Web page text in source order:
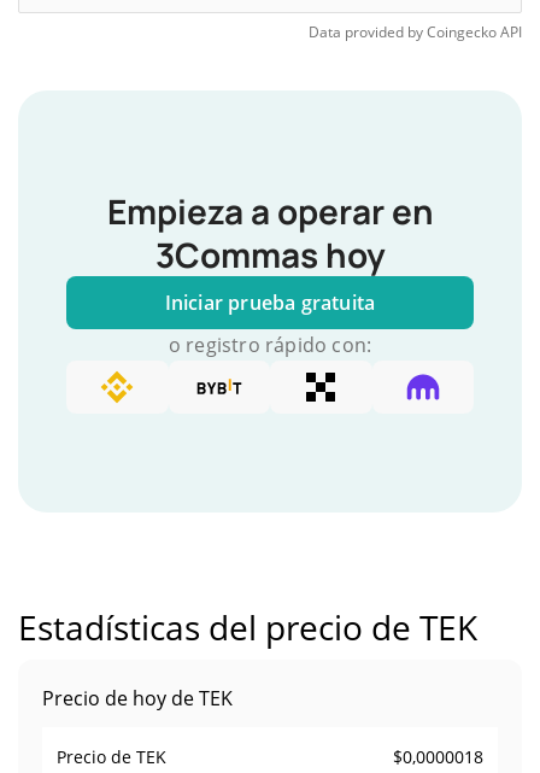
Data provided byCoingeckoAPI
Empieza a operar en
3Commas hoy
Iniciar prueba gratuita
o registro rápido con:
Estadísticas del precio de TEK
Precio de hoy de TEK
Precio de TEK $0,0000018